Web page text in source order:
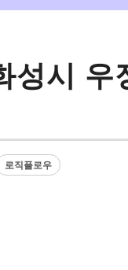
성시 우
로직플로우